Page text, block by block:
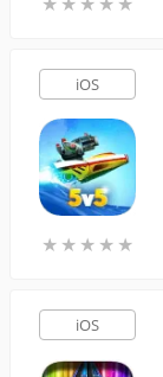
iOS
★ ★ ★ ★ ★
★ ★ ★ ★ ★
iOS